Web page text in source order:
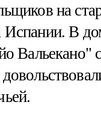
на
Испании. В
Вальекано"